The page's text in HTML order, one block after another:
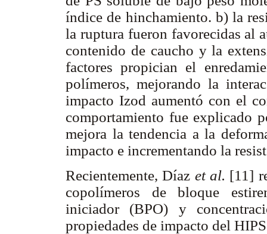
índice de hinchamiento. b) la
la ruptura fueron favorecidas al
contenido de caucho y la
factores propician el
polímeros, mejorando la
impacto Izod aumentó con el
comportamiento fue explicado
mejora la tendencia a la
impacto e incrementando la
Recientemente, Díaz et al. [11]
copolímeros de bloque
iniciador (BPO) y
propiedades de impacto del